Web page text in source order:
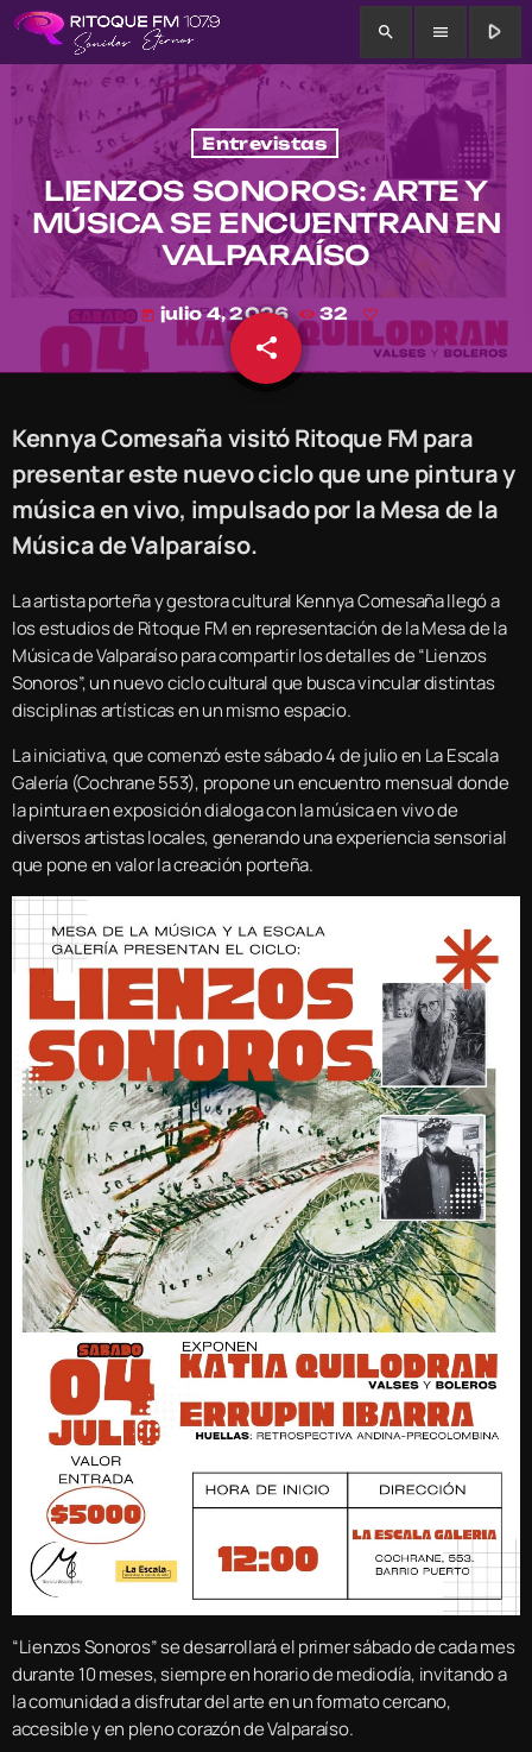
search menu play_arrow
Entrevistas
LIENZOS SONOROS: ARTE Y
MÚSICA SE ENCUENTRAN EN
VALPARAÍSO
today julio 4, 2026 32
share
email
Kennya Comesaña visitó Ritoque FM para
presentar este nuevo ciclo que une pintura y
música en vivo, impulsado por la Mesa de la
Música de Valparaíso.
La artista porteña y gestora cultural Kennya Comesaña llegó a
los estudios de Ritoque FM en representación de la Mesa de la
Música de Valparaíso para compartir los detalles de “Lienzos
Sonoros”, un nuevo ciclo cultural que busca vincular distintas
disciplinas artísticas en un mismo espacio.
La iniciativa, que comenzó este sábado 4 de julio en La Escala
Galería (Cochrane 553), propone un encuentro mensual donde
la pintura en exposición dialoga con la música en vivo de
diversos artistas locales, generando una experiencia sensorial
que pone en valor la creación porteña.
“Lienzos Sonoros” se desarrollará el primer sábado de cada mes
durante 10 meses, siempre en horario de mediodía, invitando a
la comunidad a disfrutar del arte en un formato cercano,
accesible y en pleno corazón de Valparaíso.